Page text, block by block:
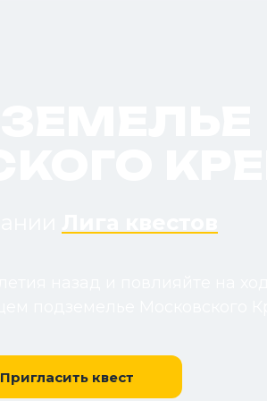
Пригласить квест